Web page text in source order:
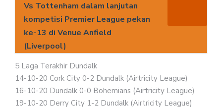
Vs Tottenham dalam lanjutan
kompetisi Premier League pekan
ke-13 di Venue Anfield
(Liverpool)
5 Laga Terakhir Dundalk
14-10-20 Cork City 0-2 Dundalk (Airtricity League)
16-10-20 Dundalk 0-0 Bohemians (Airtricity League)
19-10-20 Derry City 1-2 Dundalk (Airtricity League)